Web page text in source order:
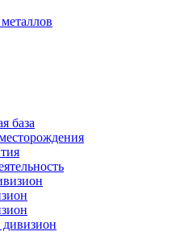
база
дивизион